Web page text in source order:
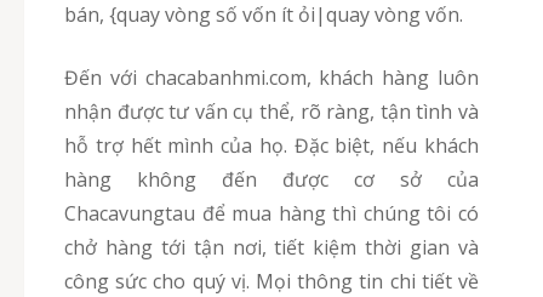
bán, {quay vòng số vốn ít ỏi|quay vòng vốn.
Đến với chacabanhmi.com, khách hàng luôn
nhận được tư vấn cụ thể, rõ ràng, tận tình và
hỗ trợ hết mình của họ. Đặc biệt, nếu khách
hàng không đến được cơ sở của
Chacavungtau để mua hàng thì chúng tôi có
chở hàng tới tận nơi, tiết kiệm thời gian và
công sức cho quý vị. Mọi thông tin chi tiết về